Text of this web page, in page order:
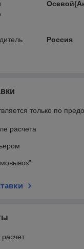
Россия
только по
расчета